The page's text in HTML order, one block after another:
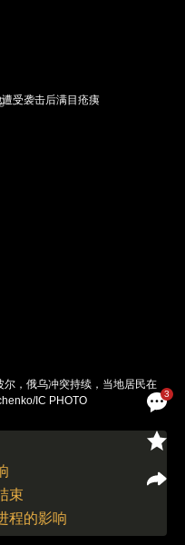
3
，俄乌冲突持续，当地居民在
IC PHOTO
束
程的影响